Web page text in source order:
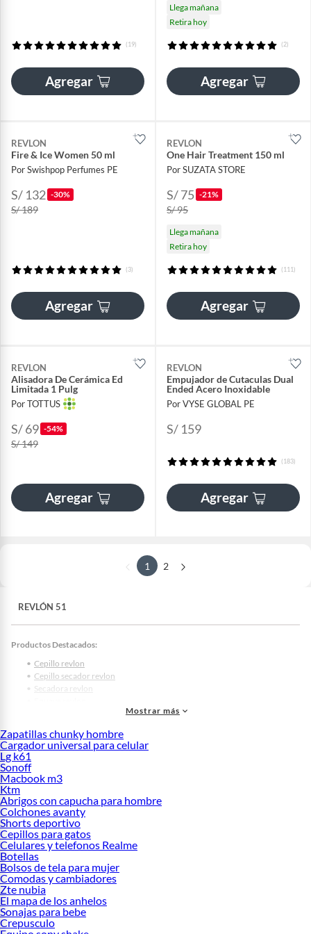
(19)
Agregar
Llega mañana
Retira hoy
(2)
Agregar
REVLON
Fire & Ice Women 50 ml
Por Swishpop Perfumes PE
S/ 132 -30%
S/ 189
(3)
Agregar
REVLON
One Hair Treatment 150 ml
Por SUZATA STORE
S/ 75 -21%
S/ 95
Llega mañana
Retira hoy
(111)
Agregar
REVLON
Alisadora De Cerámica Ed
Limitada 1 Pulg
Por TOTTUS
S/ 69 -54%
S/ 149
Agregar
REVLON
Empujador de Cutaculas Dual
Ended Acero Inoxidable
Por VYSE GLOBAL PE
S/ 159
(183)
Agregar
1 2
REVLÓN 51
Productos Destacados:
Cepillo revlon
Cepillo secador revlon
Secadora revlon
Revlon one step
Proyou revlon
Base revlon
Revlon nutri color
Aquamarine revlon
Peine revlon
Protector termico revlon
Tinte revlon sin amoniaco
Primer revlon
Revlon 1875
Revlon 51
Revlon colorsilk
Revlon colorstay 370
Revlon eyeliner
Mostrar más
Zapatillas chunky hombre
Cargador universal para celular
Lg k61
Sonoff
Macbook m3
Ktm
Abrigos con capucha para hombre
Colchones avanty
Shorts deportivo
Cepillos para gatos
Celulares y telefonos Realme
Botellas
Bolsos de tela para mujer
Comodas y cambiadores
Zte nubia
El mapa de los anhelos
Sonajas para bebe
Crepusculo